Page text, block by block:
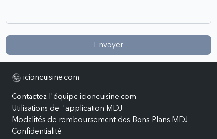
Envoyer
icioncuisine.com
Contactez l'équipe icioncuisine.com
Utilisations de l'application MDJ
Modalités de remboursement des Bons Plans MDJ
Confidentialité